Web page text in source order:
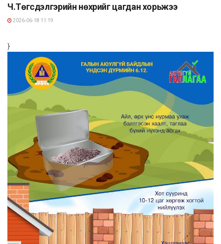
Ч.Төгсдэлгэрийн нөхрийг цагдан хорьжээ
2026-06-18 11:19
}